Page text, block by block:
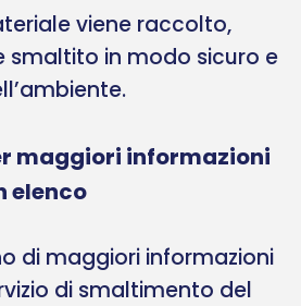
viene raccolto,
smaltito in modo sicuro e
maggiori informazioni
elenco
di maggiori informazioni
di smaltimento del